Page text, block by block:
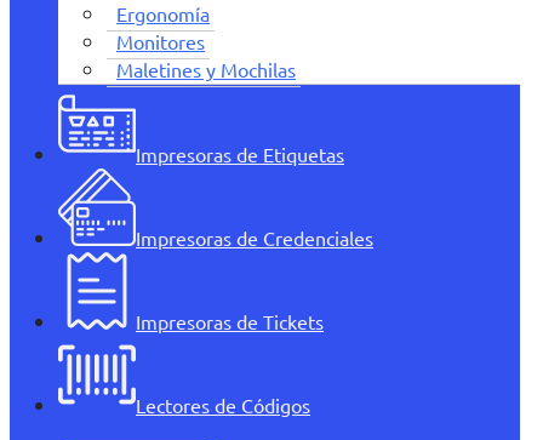
Ergonomía
Monitores
Maletines y Mochilas
Impresoras de Etiquetas
Impresoras de Credenciales
Impresoras de Tickets
Lectores de Códigos